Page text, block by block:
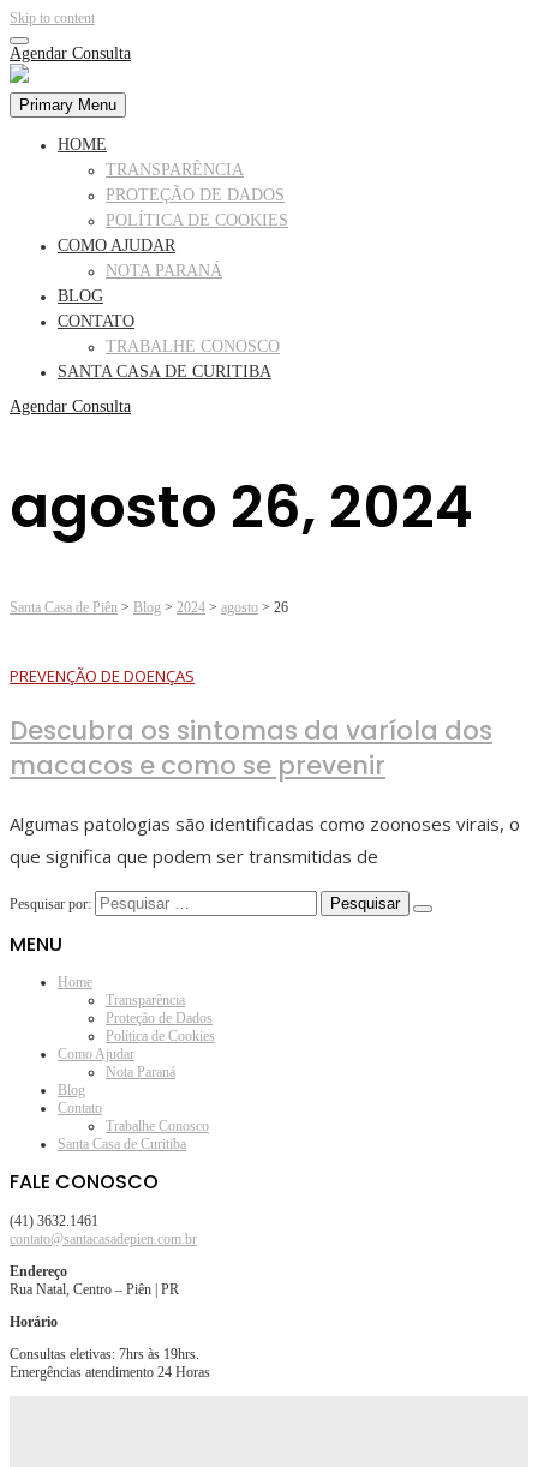
Skip to content
Agendar Consulta
Primary Menu
HOME
TRANSPARÊNCIA
PROTEÇÃO DE DADOS
POLÍTICA DE COOKIES
COMO AJUDAR
NOTA PARANÁ
BLOG
CONTATO
TRABALHE CONOSCO
SANTA CASA DE CURITIBA
Agendar Consulta
agosto 26, 2024
Santa Casa de Piên > Blog > 2024 > agosto > 26
PREVENÇÃO DE DOENÇAS
Descubra os sintomas da varíola dos
macacos e como se prevenir
Algumas patologias são identificadas como zoonoses virais, o
que significa que podem ser transmitidas de
Pesquisar por:
MENU
Home
Transparência
Proteção de Dados
Política de Cookies
Como Ajudar
Nota Paraná
Blog
Contato
Trabalhe Conosco
Santa Casa de Curitiba
FALE CONOSCO
(41) 3632.1461
contato@santacasadepien.com.br
Endereço
Rua Natal, Centro – Piên | PR
Horário
Consultas eletivas: 7hrs às 19hrs.
Emergências atendimento 24 Horas